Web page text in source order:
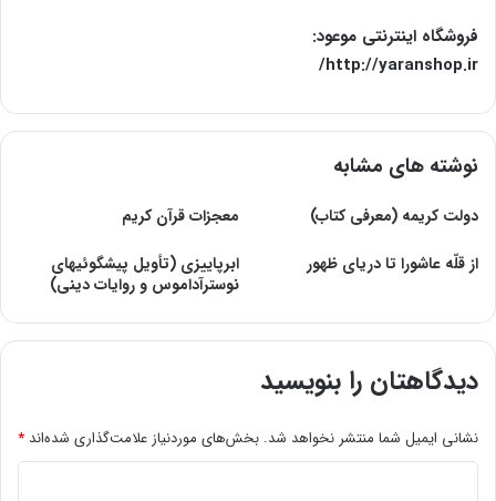
فروشگاه اینترنتی موعود:
http://yaranshop.ir/
نوشته های مشابه
دولت کریمه (معرفی کتاب)
معجزات قرآن کریم
از قلّه عاشورا تا دریای ظهور
ابرپاییزی (تأویل پیشگوئیهای
نوسترآداموس و روایات دینی)
دیدگاهتان را بنویسید
نشانی ایمیل شما منتشر نخواهد شد. بخش‌های موردنیاز علامت‌گذاری شده‌اند *